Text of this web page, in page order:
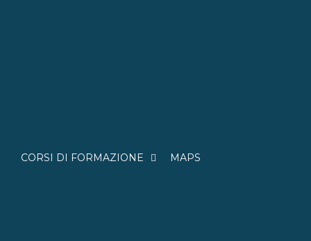
CORSI DI FORMAZIONE MAPS